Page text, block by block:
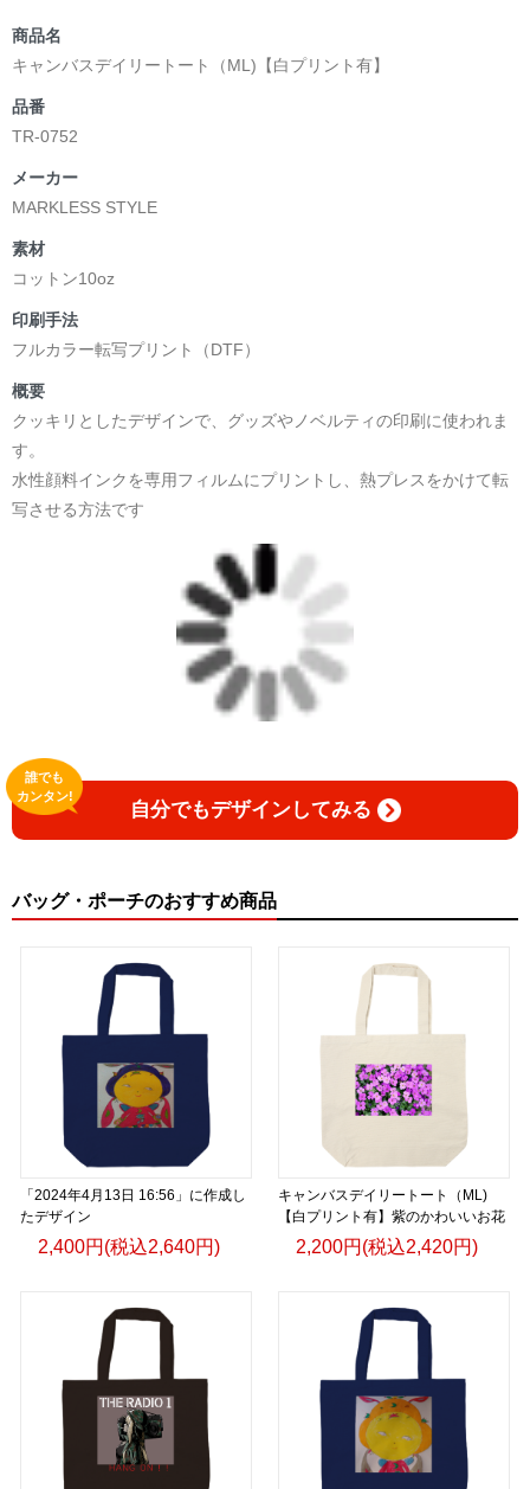
商品名
キャンバスデイリートート（ML)【白プリント有】
品番
TR-0752
メーカー
MARKLESS STYLE
素材
コットン10oz
印刷手法
フルカラー転写プリント（DTF）
概要
クッキリとしたデザインで、グッズやノベルティの印刷に使われま
す。
水性顔料インクを専用フィルムにプリントし、熱プレスをかけて転
写させる方法です
自分でもデザインしてみる
誰でも
カンタン!
バッグ・ポーチのおすすめ商品
「2024年4月13日 16:56」に作成し
たデザイン
2,400円(税込2,640円)
キャンバスデイリートート（ML)
【白プリント有】紫のかわいいお花
2,200円(税込2,420円)